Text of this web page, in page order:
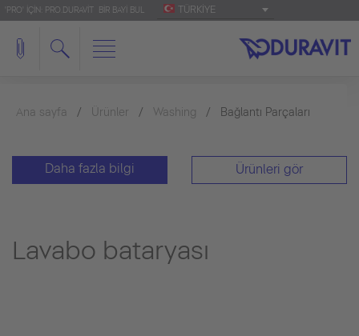
'PRO' IÇIN: PRO.DURAVIT BIR BAYI BUL TÜRKIYE
Ana sayfa Ürünler Washing Bağlantı Parçaları
Daha fazla bilgi Ürünleri gör
Lavabo bataryası